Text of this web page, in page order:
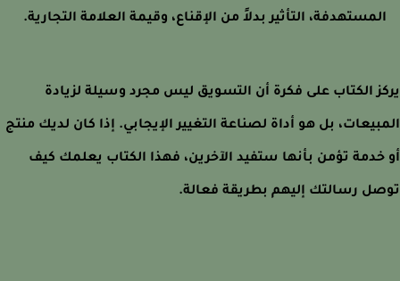
التأثير بدلاً من الإقناع، وقيمة العلامة التجارية.
الكتاب على فكرة أن التسويق ليس مجرد وسيلة لزيادة
بل هو أداة لصناعة التغيير الإيجابي. إذا كان لديك منتج
تؤمن بأنها ستفيد الآخرين، فهذا الكتاب يعلمك كيف
رسالتك إليهم بطريقة فعالة.